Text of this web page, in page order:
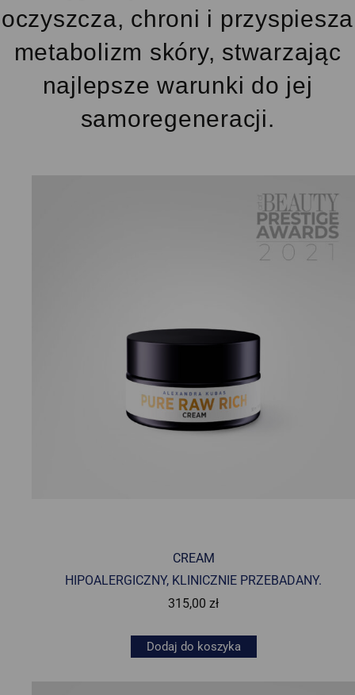
oczyszcza, chroni i przyspiesza
metabolizm skóry, stwarzając
najlepsze warunki do jej
samoregeneracji.
CREAM
HIPOALERGICZNY, KLINICZNIE PRZEBADANY.
315,00 zł
Dodaj do koszyka